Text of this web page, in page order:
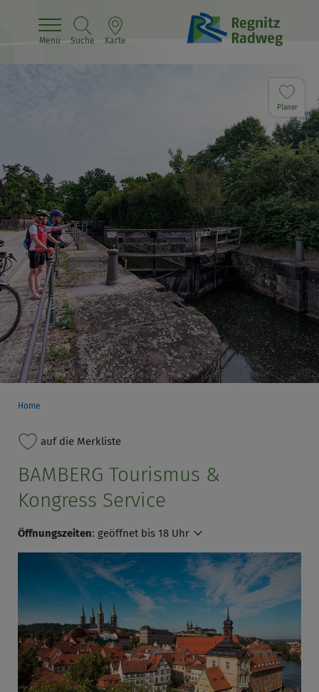
Menü Suche Karte
Planer
Home
auf die Merkliste
BAMBERG Tourismus &
Kongress Service
Öffnungszeiten: geöffnet bis 18 Uhr